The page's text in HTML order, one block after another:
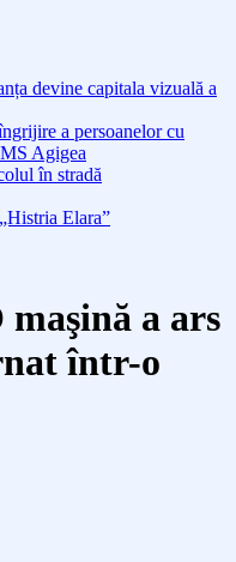
devine capitala vizuală a
a persoanelor cu
Agigea
în stradă
Elara”
a ars
într-o